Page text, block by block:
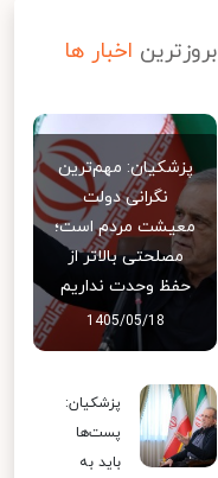
بروزترین اخبار ها
پزشکیان: مهم‌ترین
نگرانی دولت
معیشت مردم است؛
مصلحتی بالاتر از
حفظ وحدت نداریم
1405/05/18
پزشکیان:
پست‌ها
باید به